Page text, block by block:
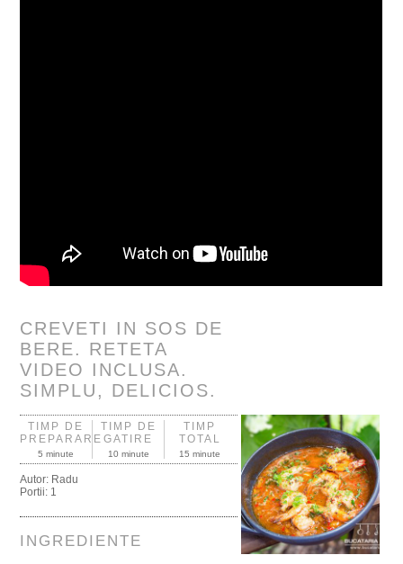
CREVETI IN SOS DE
BERE. RETETA
VIDEO INCLUSA.
SIMPLU, DELICIOS.
TIMP DE
PREPARARE
5 minute
TIMP DE
GATIRE
10 minute
TIMP
TOTAL
15 minute
Autor: Radu
Portii: 1
INGREDIENTE